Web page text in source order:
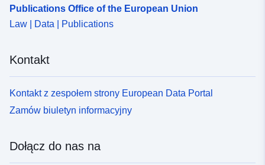
Publications Office of the European Union
Law | Data | Publications
Kontakt
Kontakt z zespołem strony European Data Portal
Zamów biuletyn informacyjny
Dołącz do nas na